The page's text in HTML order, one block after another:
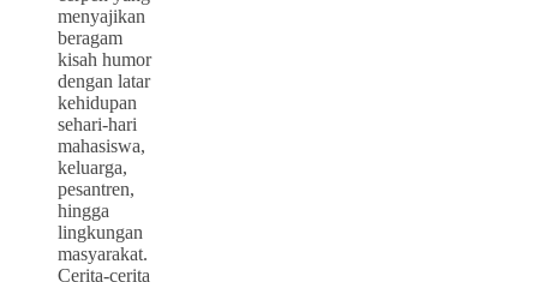
menyajikan
beragam
kisah humor
dengan latar
kehidupan
sehari-hari
mahasiswa,
keluarga,
pesantren,
hingga
lingkungan
masyarakat.
Cerita-cerita